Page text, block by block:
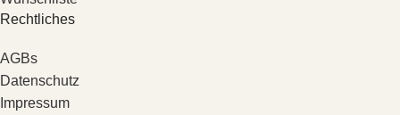
Rechtliches
AGBs
Datenschutz
Impressum